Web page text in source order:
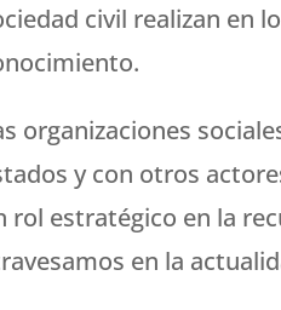
civil realizan en
organizaciones
y con otros
rol estratégico en la
en la